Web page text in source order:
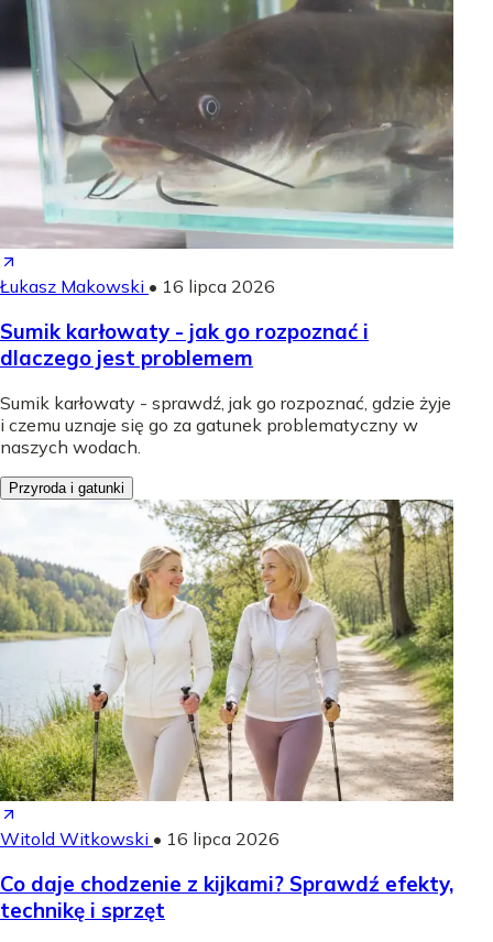
Łukasz Makowski • 16 lipca 2026
Sumik karłowaty - jak go rozpoznać i
dlaczego jest problemem
Sumik karłowaty - sprawdź, jak go rozpoznać, gdzie żyje
i czemu uznaje się go za gatunek problematyczny w
naszych wodach.
Przyroda i gatunki
Witold Witkowski • 16 lipca 2026
Co daje chodzenie z kijkami? Sprawdź efekty,
technikę i sprzęt